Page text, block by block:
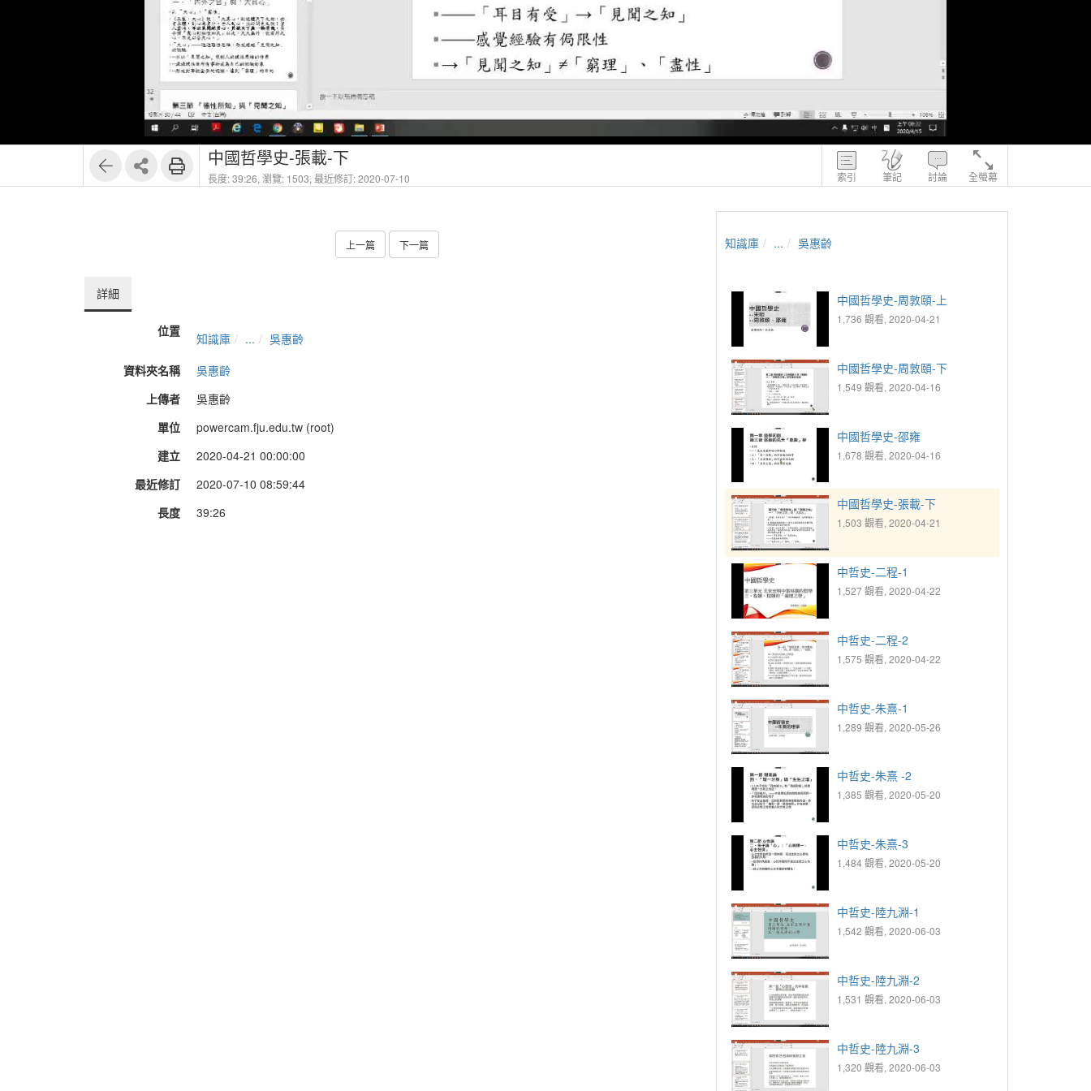
116
索引 筆記 討論 全螢幕
中國哲學史-張載-下
長度: 39:26, 瀏覽: 1503, 最近修訂: 2020-07-10
上一篇 下一篇
詳細
位置 知識庫 ...
吳惠齡
資料夾名稱
吳惠齡
上傳者
吳惠齡
單位
powercam.fju.edu.tw (root)
建立
2020-04-21 00:00:00
最近修訂
2020-07-10 08:59:44
長度
39:26
知識庫 ... 吳惠齡
中國哲學史-周敦頤-上
1,736 觀看, 2020-04-21
中國哲學史-周敦頤-下
1,549 觀看, 2020-04-16
中國哲學史-邵雍
1,678 觀看, 2020-04-16
中國哲學史-張載-下
1,503 觀看, 2020-04-21
中哲史-二程-1
1,527 觀看, 2020-04-22
中哲史-二程-2
1,575 觀看, 2020-04-22
中哲史-朱熹-1
1,289 觀看, 2020-05-26
中哲史-朱熹 -2
1,385 觀看, 2020-05-20
中哲史-朱熹-3
1,484 觀看, 2020-05-20
中哲史-陸九淵-1
1,542 觀看, 2020-06-03
中哲史-陸九淵-2
1,531 觀看, 2020-06-03
中哲史-陸九淵-3
1,320 觀看, 2020-06-03